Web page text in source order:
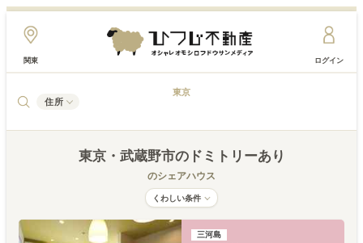
関東 ログイン
住所
東京
東京・武蔵野市のドミトリーあり
のシェアハウス
くわしい条件
三河島